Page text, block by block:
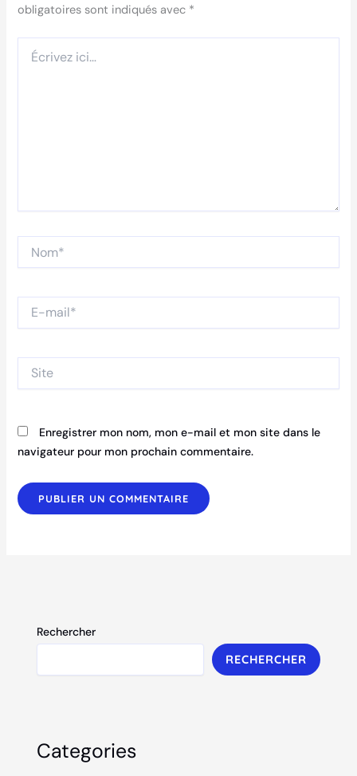
obligatoires sont indiqués avec *
ici…
mail*
Enregistrer mon nom, mon e-mail et mon site dans le
navigateur pour mon prochain commentaire.
Rechercher
RECHERCHER
Categories